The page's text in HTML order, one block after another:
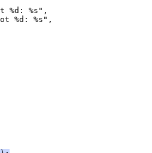
%d: %s",
%d: %s",